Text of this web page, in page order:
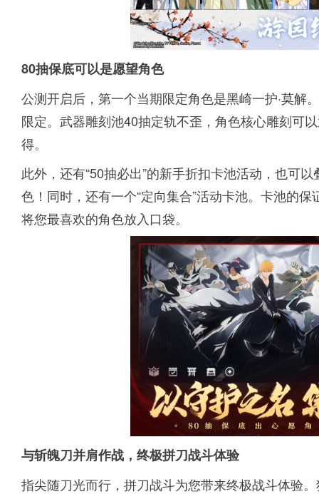
80抽保底可以是愿望角色
公测开启后，第一个当期限定角色是黑崎一护·莫解
限定。武器雕刻池40抽定轨不歪，角色核心雕刻可
得。
此外，还有“50抽必出”的新手折扣卡池活动，也可
色！同时，还有一个“定向集合”活动卡池。卡池的
将您最喜欢的角色放入口袋。
与斩魄刀并肩作战，终极拼刀战斗体验
指尖随刀光而行，拼刀战斗为您带来终极战斗体验